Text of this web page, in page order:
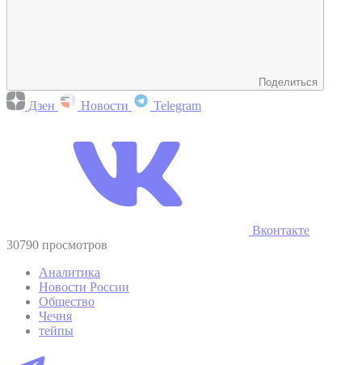
Поделиться
Дзен Новости Telegram
Вконтакте
30790 просмотров
Аналитика
Новости России
Общество
Чечня
тейпы